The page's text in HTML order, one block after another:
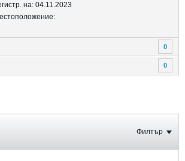
на: 04.11.2023
0
0
Филтър